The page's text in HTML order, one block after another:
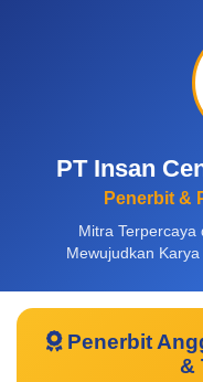
PT Insan
Penerbit &
Mitra Terpercaya
Mewujudkan
Penerbit
&